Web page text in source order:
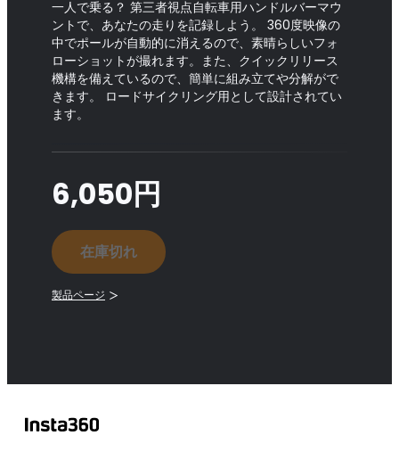
一人で乗る？ 第三者視点自転車用ハンドルバーマウ
ントで、あなたの走りを記録しよう。 360度映像の
中でポールが自動的に消えるので、素晴らしいフォ
ローショットが撮れます。また、クイックリリース
機構を備えているので、簡単に組み立てや分解がで
きます。 ロードサイクリング用として設計されてい
ます。
6,050円
在庫切れ
製品ページ